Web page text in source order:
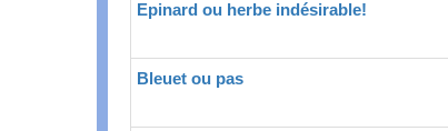
Epinard ou herbe indésirable!
Bleuet ou pas